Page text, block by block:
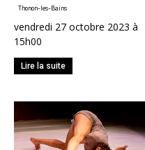
Thonon-les-Bains
vendredi 27 octobre 2023 à
15h00
Lire la suite